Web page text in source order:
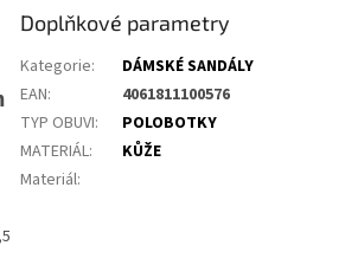
Doplňkové parametry
Kategorie:
DÁMSKÉ SANDÁLY
EAN:
4061811100576
TYP OBUVI:
POLOBOTKY
MATERIÁL:
KŮŽE
Materiál: